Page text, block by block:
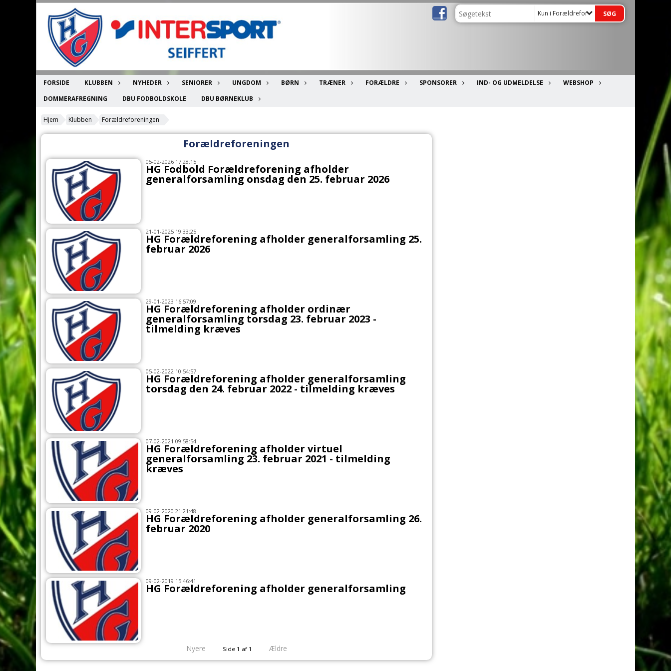
Kun i Forældreforeningen
FORSIDE KLUBBEN NYHEDER SENIORER UNGDOM BØRN TRÆNER FORÆLDRE SPONSORER IND- OG UDMELDELSE
WEBSHOP
DOMMERAFREGNING
DBU FODBOLDSKOLE DBU BØRNEKLUB
Hjem Klubben Forældreforeningen
Forældreforeningen
05-02-2026 17:28:15
HG Fodbold Forældreforening afholder
generalforsamling onsdag den 25. februar 2026
21-01-2025 19:33:25
HG Forældreforening afholder generalforsamling 25.
februar 2026
29-01-2023 16:57:09
HG Forældreforening afholder ordinær
generalforsamling torsdag 23. februar 2023 -
tilmelding kræves
05-02-2022 10:54:57
HG Forældreforening afholder generalforsamling
torsdag den 24. februar 2022 - tilmelding kræves
07-02-2021 09:58:54
HG Forældreforening afholder virtuel
generalforsamling 23. februar 2021 - tilmelding
kræves
09-02-2020 21:21:48
HG Forældreforening afholder generalforsamling 26.
februar 2020
09-02-2019 15:46:41
HG Forældreforening afholder generalforsamling
Nyere Side 1 af 1 Ældre